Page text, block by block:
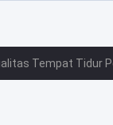
Tempat Tidur